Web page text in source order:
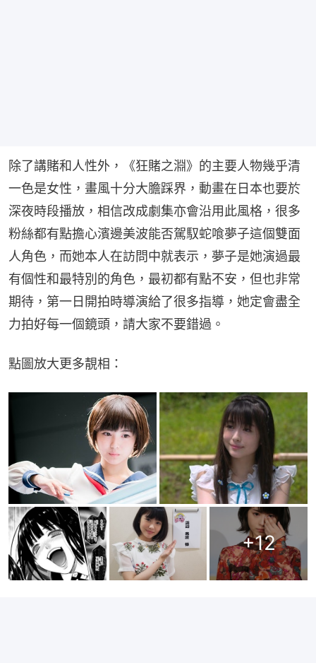
除了講賭和人性外，《狂賭之淵》的主要人物幾乎清
一色是女性，畫風十分大膽踩界，動畫在日本也要於
深夜時段播放，相信改成劇集亦會沿用此風格，很多
粉絲都有點擔心濱邊美波能否駕馭蛇喰夢子這個雙面
人角色，而她本人在訪問中就表示，夢子是她演過最
有個性和最特別的角色，最初都有點不安，但也非常
期待，第一日開拍時導演給了很多指導，她定會盡全
力拍好每一個鏡頭，請大家不要錯過。
點圖放大更多靚相：
+12